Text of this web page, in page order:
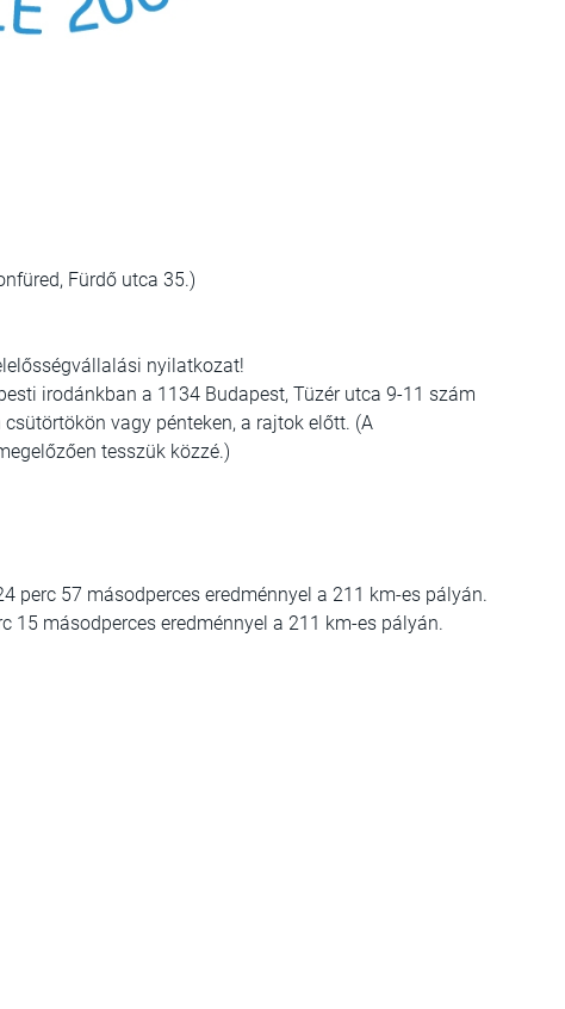
Fürdő utca 35.)
nyilatkozat!
irodánkban a 1134 Budapest, Tüzér utca 9-11 szám
vagy pénteken, a rajtok előtt. (A
tesszük közzé.)
perc 57 másodperces eredménnyel a 211 km-es pályán.
15 másodperces eredménnyel a 211 km-es pályán.